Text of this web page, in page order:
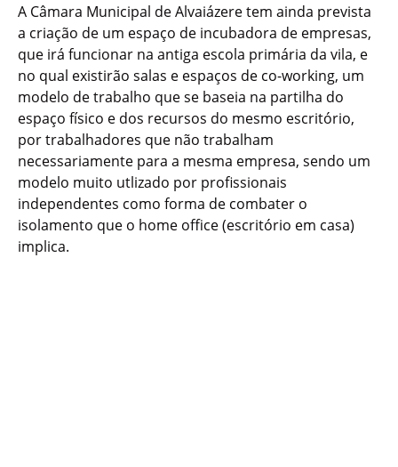
A Câmara Municipal de Alvaiázere tem ainda prevista
a criação de um espaço de incubadora de empresas,
que irá funcionar na antiga escola primária da vila, e
no qual existirão salas e espaços de co-working, um
modelo de trabalho que se baseia na partilha do
espaço físico e dos recursos do mesmo escritório,
por trabalhadores que não trabalham
necessariamente para a mesma empresa, sendo um
modelo muito utlizado por profissionais
independentes como forma de combater o
isolamento que o home office (escritório em casa)
implica.